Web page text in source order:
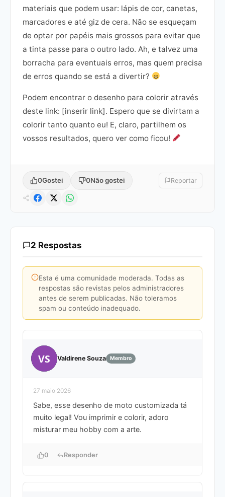
materiais que podem usar: lápis de cor, canetas,
marcadores e até giz de cera. Não se esqueçam
de optar por papéis mais grossos para evitar que
a tinta passe para o outro lado. Ah, e talvez uma
borracha para eventuais erros, mas quem precisa
de erros quando se está a divertir?
Podem encontrar o desenho para colorir através
deste link: [inserir link]. Espero que se divirtam a
colorir tanto quanto eu! E, claro, partilhem os
vossos resultados, quero ver como ficou!
0Gostei 0Não gostei Reportar
2 Respostas
Esta é uma comunidade moderada. Todas as
respostas são revistas pelos administradores
antes de serem publicadas. Não toleramos
spam ou conteúdo inadequado.
VS Valdirene Souza Membro
27 maio 2026
Sabe, esse desenho de moto customizada tá
muito legal! Vou imprimir e colorir, adoro
misturar meu hobby com a arte.
0 Responder